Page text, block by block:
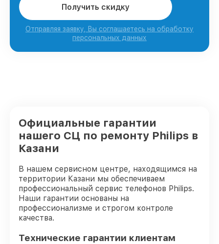
Получить скидку
Отправляя заявку, Вы соглашаетесь на обработку
персональных данных
Официальные гарантии
нашего СЦ по ремонту Philips в
Казани
В нашем сервисном центре, находящимся на
территории Казани мы обеспечиваем
профессиональный сервис телефонов Philips.
Наши гарантии основаны на
профессионализме и строгом контроле
качества.
Технические гарантии клиентам